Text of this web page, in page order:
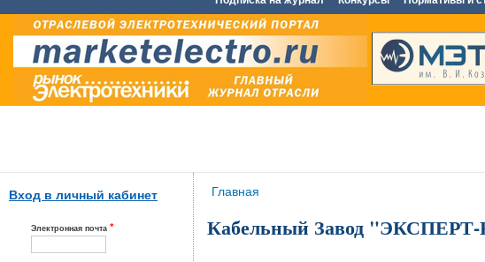
Вход в личный кабинет
Электронная почта *
Вы здесь
Главная
Кабельный Завод